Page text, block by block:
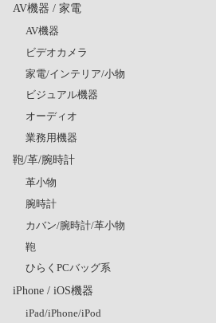
AV機器 / 家電
AV機器
ビデオカメラ
家電/インテリア/小物
ビジュアル機器
オーディオ
業務用機器
鞄/革/腕時計
革小物
腕時計
カバン/腕時計/革小物
鞄
ひらくPCバッグ系
iPhone / iOS機器
iPad/iPhone/iPod